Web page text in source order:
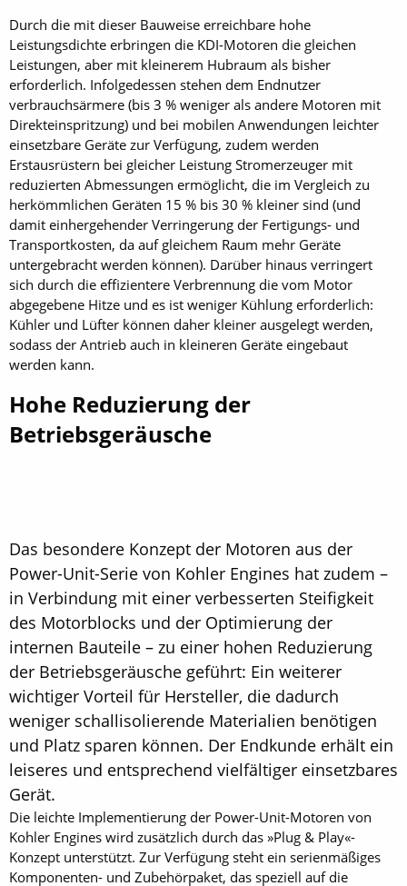
Durch die mit dieser Bauweise erreichbare hohe
Leistungsdichte erbringen die KDI-Motoren die gleichen
Leistungen, aber mit kleinerem Hubraum als bisher
erforderlich. Infolgedessen stehen dem Endnutzer
verbrauchsärmere (bis 3 % weniger als andere Motoren mit
Direkteinspritzung) und bei mobilen Anwendungen leichter
einsetzbare Geräte zur Verfügung, zudem werden
Erstausrüstern bei gleicher Leistung Stromerzeuger mit
reduzierten Abmessungen ermöglicht, die im Vergleich zu
herkömmlichen Geräten 15 % bis 30 % kleiner sind (und
damit einhergehender Verringerung der Fertigungs- und
Transportkosten, da auf gleichem Raum mehr Geräte
untergebracht werden können). Darüber hinaus verringert
sich durch die effizientere Verbrennung die vom Motor
abgegebene Hitze und es ist weniger Kühlung erforderlich:
Kühler und Lüfter können daher kleiner ausgelegt werden,
sodass der Antrieb auch in kleineren Geräte eingebaut
werden kann.
Hohe Reduzierung der
Betriebsgeräusche
Das besondere Konzept der Motoren aus der
Power-Unit-Serie von Kohler Engines hat zudem –
in Verbindung mit einer verbesserten Steifigkeit
des Motorblocks und der Optimierung der
internen Bauteile – zu einer hohen Reduzierung
der Betriebsgeräusche geführt: Ein weiterer
wichtiger Vorteil für Hersteller, die dadurch
weniger schallisolierende Materialien benötigen
und Platz sparen können. Der Endkunde erhält ein
leiseres und entsprechend vielfältiger einsetzbares
Gerät.
Die leichte Implementierung der Power-Unit-Motoren von
Kohler Engines wird zusätzlich durch das »Plug & Play«-
Konzept unterstützt. Zur Verfügung steht ein serienmäßiges
Komponenten- und Zubehörpaket, das speziell auf die